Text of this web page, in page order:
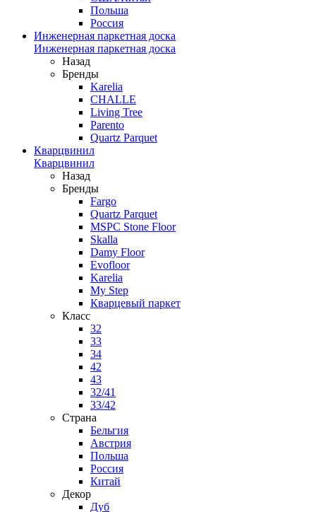
Польша
Россия
Инженерная паркетная доска
Инженерная паркетная доска
Назад
Бренды
Karelia
CHALLE
Living Tree
Parento
Quartz Parquet
Кварцвинил
Кварцвинил
Назад
Бренды
Fargo
Quartz Parquet
MSPC Stone Floor
Skalla
Damy Floor
Evofloor
Karelia
My Step
Кварцевый паркет
Класс
32
33
34
42
43
32/41
33/42
Страна
Бельгия
Австрия
Польша
Россия
Китай
Декор
Дуб